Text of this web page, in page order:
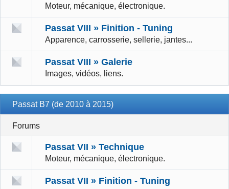
Moteur, mécanique, électronique.
Passat VIII » Finition - Tuning
Apparence, carrosserie, sellerie, jantes...
Passat VIII » Galerie
Images, vidéos, liens.
Passat B7 (de 2010 à 2015)
Forums
Passat VII » Technique
Moteur, mécanique, électronique.
Passat VII » Finition - Tuning